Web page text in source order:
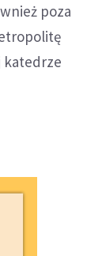
poza
katedrze